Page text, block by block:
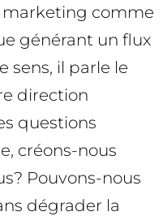
marketing comme
générant un flux
sens, il parle le
direction
questions
créons-nous
Pouvons-nous
dégrader la